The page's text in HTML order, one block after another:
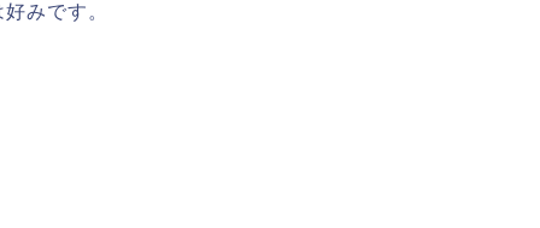
みです。